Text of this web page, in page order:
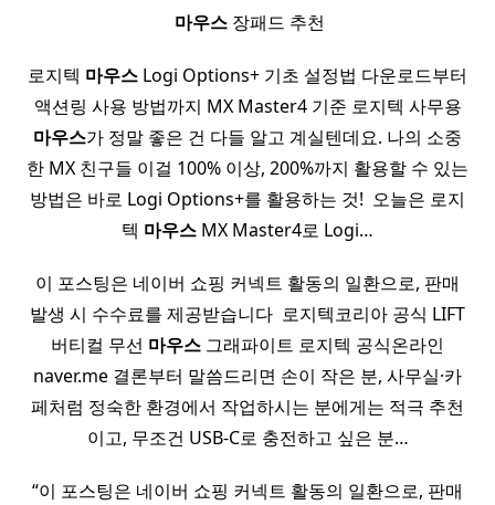
마우스 장패드 추천
로지텍 마우스 Logi Options+ 기초 설정법 다운로드부터
액션링 사용 방법까지 MX Master4 기준 로지텍 사무용
마우스가 정말 좋은 건 다들 알고 계실텐데요. 나의 소중
한 MX 친구들 이걸 100% 이상, 200%까지 활용할 수 있는
방법은 바로 Logi Options+를 활용하는 것! ​ 오늘은 로지
텍 마우스 MX Master4로 Logi…
이 포스팅은 네이버 쇼핑 커넥트 활동의 일환으로, 판매
발생 시 수수료를 제공받습니다 ​ 로지텍코리아 공식 LIFT
버티컬 무선 마우스 그래파이트 로지텍 공식온라인
naver.me 결론부터 말씀드리면 손이 작은 분, 사무실·카
페처럼 정숙한 환경에서 작업하시는 분에게는 적극 추천
이고, 무조건 USB-C로 충전하고 싶은 분…
“이 포스팅은 네이버 쇼핑 커넥트 활동의 일환으로, 판매